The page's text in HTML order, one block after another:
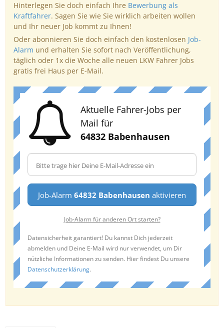
Hinterlegen Sie doch einfach Ihre Bewerbung als
Kraftfahrer. Sagen Sie wie Sie wirklich arbeiten wollen
und Ihr neuer Job kommt zu Ihnen!
Oder abonnieren Sie doch einfach den kostenlosen Job-
Alarm und erhalten Sie sofort nach Veröffentlichung,
täglich oder 1x die Woche alle neuen LKW Fahrer Jobs
gratis frei Haus per E-Mail.
Aktuelle Fahrer-Jobs per
Mail für
64832 Babenhausen
Job-Alarm 64832 Babenhausen aktivieren
Job-Alarm für anderen Ort starten?
Datensicherheit garantiert! Du kannst Dich jederzeit
abmelden und Deine E-Mail wird nur verwendet, um Dir
nützliche Informationen zu senden. Hier findest Du unsere
Datenschutzerklärung.